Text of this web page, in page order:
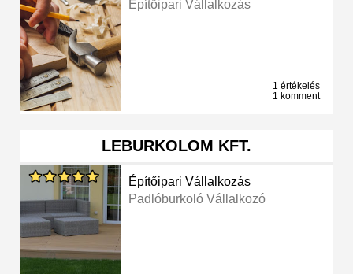
Építőipari Vállalkozás
1 értékelés
1 komment
LEBURKOLOM KFT.
Építőipari Vállalkozás
Padlóburkoló Vállalkozó